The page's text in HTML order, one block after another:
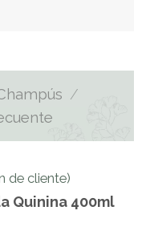
/
de cliente)
Quinina 400ml